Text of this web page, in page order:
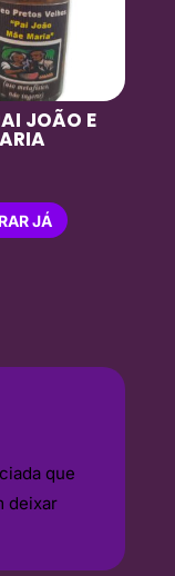
JOÃO E
JÁ
que
deixar